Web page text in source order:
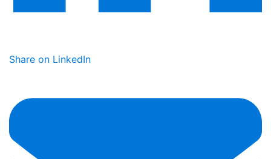
Share on LinkedIn